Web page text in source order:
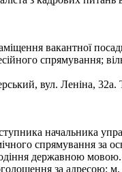
вакантної
спрямування;
вул. Леніна,
начальника
спрямування за
державною мовою.
за